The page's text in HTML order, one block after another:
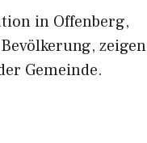
in Offenberg,
zeigen
Gemeinde.